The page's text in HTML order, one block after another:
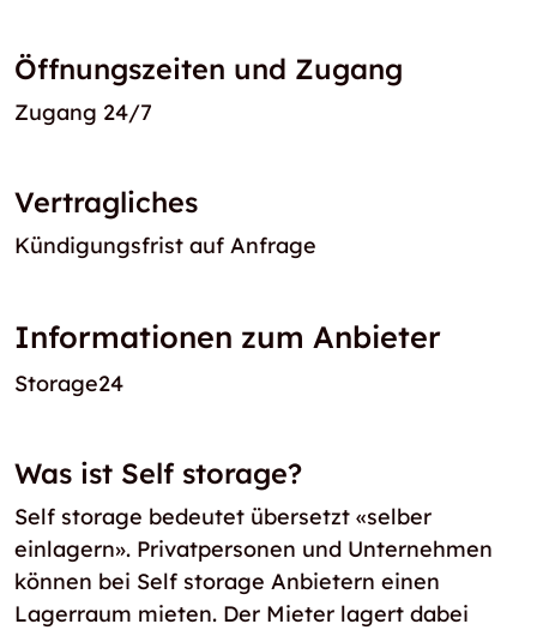
Öffnungszeiten und Zugang
Zugang 24/7
Vertragliches
Kündigungsfrist auf Anfrage
Informationen zum Anbieter
Storage24
Was ist Self storage?
Self storage bedeutet übersetzt «selber
einlagern». Privatpersonen und Unternehmen
können bei Self storage Anbietern einen
Lagerraum mieten. Der Mieter lagert dabei